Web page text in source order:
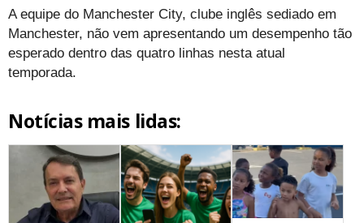
A equipe do Manchester City, clube inglês sediado em
Manchester, não vem apresentando um desempenho tão
esperado dentro das quatro linhas nesta atual
temporada.
Notícias mais lidas: